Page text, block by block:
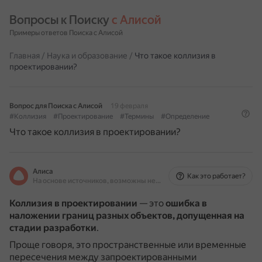
Вопросы к Поиску с Алисой
Примеры ответов Поиска с Алисой
Главная / Наука и образование / Что такое коллизия в
проектировании?
Вопрос для Поиска с Алисой
19 февраля
#Коллизия
#Проектирование #Термины #Определение
Что такое коллизия в проектировании?
Алиса
На основе источников, возможны неточности
Как это работает?
Коллизия в проектировании — этоошибка в
наложении границ разных объектов, допущенная на
стадии разработки.
Проще говоря, это пространственные или временные
пересечения между запроектированными